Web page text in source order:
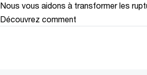
Nous vous aidons à transformer les
Découvrez comment